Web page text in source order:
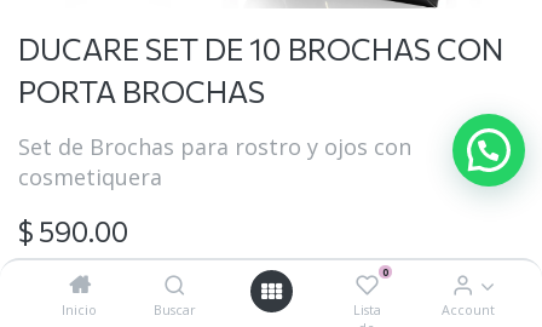
Inicio Buscar
0
Lista
Account
DUCARE SET DE 10 BROCHAS CON
PORTA BROCHAS
Set de Brochas para rostro y ojos con
cosmetiquera
$ 590.00